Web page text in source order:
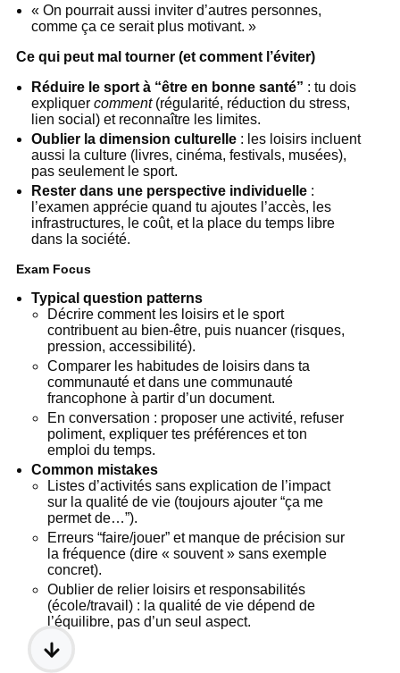
« On pourrait aussi inviter d’autres personnes,
comme ça ce serait plus motivant. »
Ce qui peut mal tourner (et comment l’éviter)
Réduire le sport à “être en bonne santé” : tu dois
expliquercomment(régularité, réduction du stress,
lien social) et reconnaître les limites.
Oublier la dimension culturelle : les loisirs incluent
aussi la culture (livres, cinéma, festivals, musées),
pas seulement le sport.
Rester dans une perspective individuelle :
l’examen apprécie quand tu ajoutes l’accès, les
infrastructures, le coût, et la place du temps libre
dans la société.
Exam Focus
Typical question patterns
Décrire comment les loisirs et le sport
contribuent au bien-être, puis nuancer (risques,
pression, accessibilité).
Comparer les habitudes de loisirs dans ta
communauté et dans une communauté
francophone à partir d’un document.
En conversation : proposer une activité, refuser
poliment, expliquer tes préférences et ton
emploi du temps.
Common mistakes
Listes d’activités sans explication de l’impact
sur la qualité de vie (toujours ajouter “ça me
permet de…”).
Erreurs “faire/jouer” et manque de précision sur
la fréquence (dire « souvent » sans exemple
concret).
Oublier de relier loisirs et responsabilités
(école/travail) : la qualité de vie dépend de
l’équilibre, pas d’un seul aspect.